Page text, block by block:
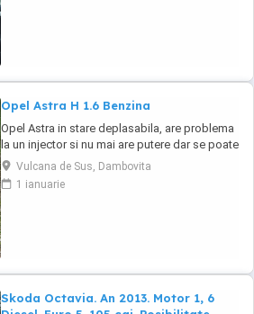
Opel Astra H 1.6 Benzina
Opel Astra in stare deplasabila, are problema
la un injector si nu mai are putere dar se poate
deplasa, pretul este negociabil la fata locului,
masina are si instalație Gpl omologată.
Vulcana de Sus, Dambovita
1 ianuarie
Skoda Octavia. An 2013. Motor 1, 6